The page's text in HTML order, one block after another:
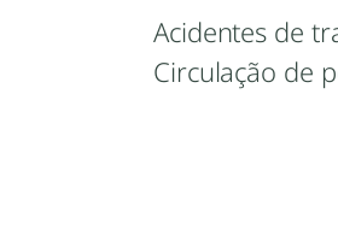
Acidentes de
Circulação de